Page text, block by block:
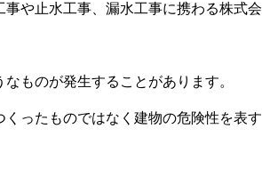
や止水工事、漏水工事に携わる株式会
ものが発生することがあります。
ったものではなく建物の危険性を表す